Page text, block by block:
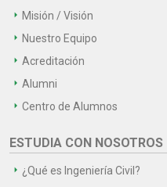
Misión / Visión
Nuestro Equipo
Acreditación
Alumni
Centro de Alumnos
ESTUDIA CON NOSOTROS
¿Qué es Ingeniería Civil?